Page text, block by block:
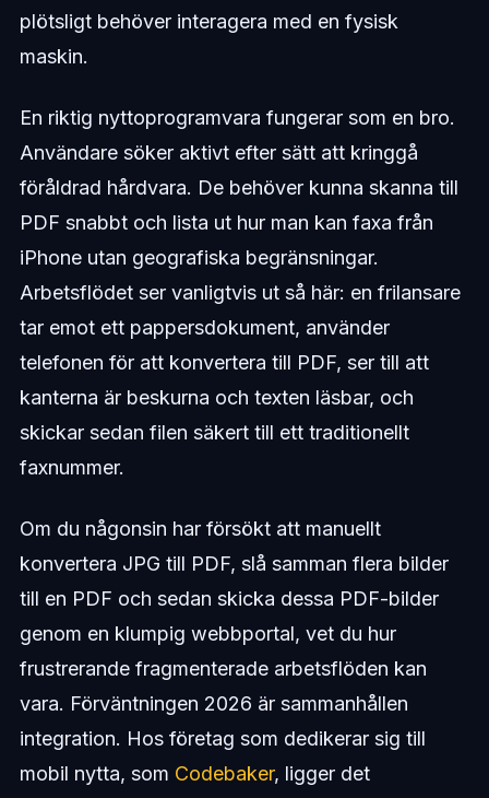
plötsligt behöver interagera med en fysisk
maskin.
En riktig nyttoprogramvara fungerar som en bro.
Användare söker aktivt efter sätt att kringgå
föråldrad hårdvara. De behöver kunna skanna till
PDF snabbt och lista ut hur man kan faxa från
iPhone utan geografiska begränsningar.
Arbetsflödet ser vanligtvis ut så här: en frilansare
tar emot ett pappersdokument, använder
telefonen för att konvertera till PDF, ser till att
kanterna är beskurna och texten läsbar, och
skickar sedan filen säkert till ett traditionellt
faxnummer.
Om du någonsin har försökt att manuellt
konvertera JPG till PDF, slå samman flera bilder
till en PDF och sedan skicka dessa PDF-bilder
genom en klumpig webbportal, vet du hur
frustrerande fragmenterade arbetsflöden kan
vara. Förväntningen 2026 är sammanhållen
integration. Hos företag som dedikerar sig till
mobil nytta, som Codebaker, ligger det